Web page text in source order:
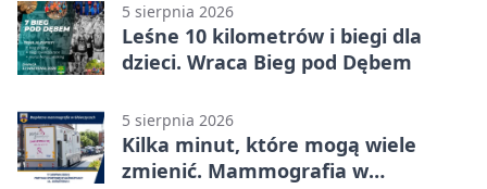
5 sierpnia 2026
Leśne 10 kilometrów i biegi dla
dzieci. Wraca Bieg pod Dębem
5 sierpnia 2026
Kilka minut, które mogą wiele
zmienić. Mammografia w